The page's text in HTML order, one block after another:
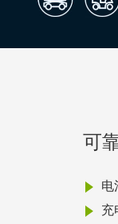
可
电
充